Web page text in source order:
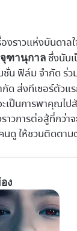
งราวเเห่งบันดา
จุฑานุกาล ซึ่งนับ
ชั่น ฟิล์ม จำกัด
ด ส่งทีเซอร์ตัวแ
เป็นการพาคุณไ
วการต่อสู้ที่กว่าจ
ดู ให้ชวนติดตา
ง